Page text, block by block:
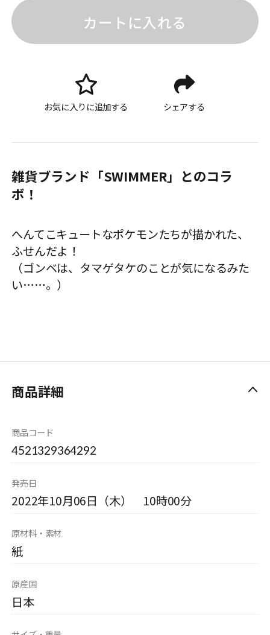
カートに入れる
お気に入りに追加する シェアする
雑貨ブランド「SWIMMER」とのコラ
ボ！
へんてこキュートなポケモンたちが描かれた、
ふせんだよ！
（ゴンベは、タマゲタケのことが気になるみた
い……。）
商品詳細
商品コード
4521329364292
発売日
2022年10月06日（木） 10時00分
原材料・素材
紙
原産国
日本